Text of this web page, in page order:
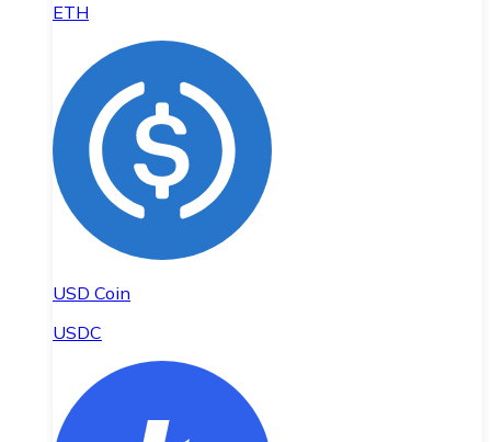
ETH
USD Coin
USDC